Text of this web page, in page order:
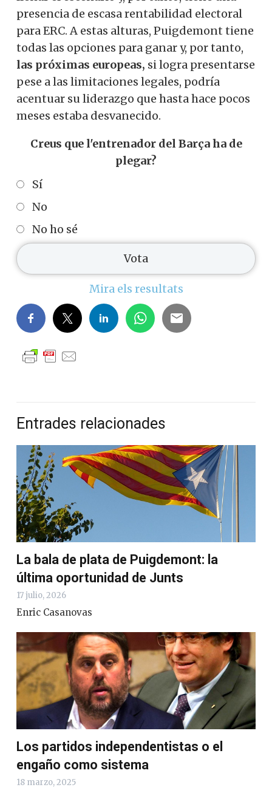
presencia de escasa rentabilidad electoral
para ERC. A estas alturas, Puigdemont tiene
todas las opciones para ganar y, por tanto,
las próximas europeas, si logra presentarse
pese a las limitaciones legales, podría
acentuar su liderazgo que hasta hace pocos
meses estaba desvanecido.
Creus que l'entrenador del Barça ha de
plegar?
Sí
No
No ho sé
Mira els resultats
Entrades relacionades
La bala de plata de Puigdemont: la
última oportunidad de Junts
17 julio, 2026
Enric Casanovas
Los partidos independentistas o el
engaño como sistema
18 marzo, 2025